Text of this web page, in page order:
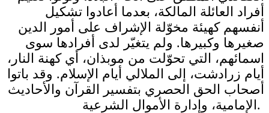
أفراد العائلة المالكة، بعدما أعادوا تشكيل
أنفسهم كهيئة مخوّلة الإشراف على أمور الدين
صغيرها وكبيرها. ولم يتغيّر لدى أفرادها سوى
اسمائهم، التي تحوّلت من موبذان، أي كهنة النار،
أيام زرادشت، إلى الملالي أيام الإسلام. وقد باتوا
أصحاب الحق الحصري بتفسير القرآن والأحاديث
الإمامية، وإدارة الأموال الشرعية.